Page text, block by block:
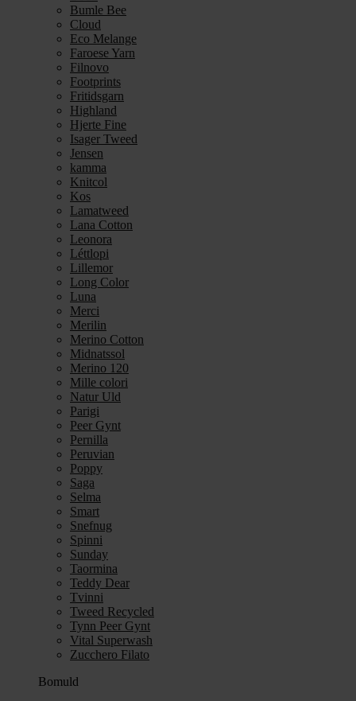
Bumle Bee
Cloud
Eco Melange
Faroese Yarn
Filnovo
Footprints
Fritidsgarn
Highland
Hjerte Fine
Isager Tweed
Jensen
kamma
Knitcol
Kos
Lamatweed
Lana Cotton
Leonora
Léttlopi
Lillemor
Long Color
Luna
Merci
Merilin
Merino Cotton
Midnatssol
Merino 120
Mille colori
Natur Uld
Parigi
Peer Gynt
Pernilla
Peruvian
Poppy
Saga
Selma
Smart
Snefnug
Spinni
Sunday
Taormina
Teddy Dear
Tvinni
Tweed Recycled
Tynn Peer Gynt
Vital Superwash
Zucchero Filato
Bomuld